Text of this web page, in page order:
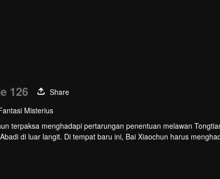
126
Share
Misterius
terpaksa menghadapi pertarungan penentuan melawan
di luar langit. Di tempat baru ini, Bai Xiaochun harus